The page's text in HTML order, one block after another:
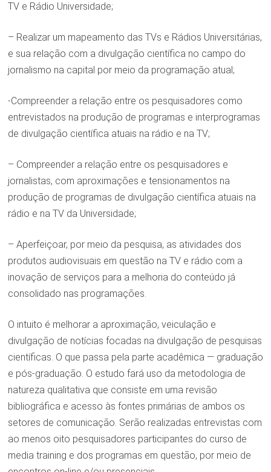
TV e Rádio Universidade;
– Realizar um mapeamento das TVs e Rádios Universitárias,
e sua relação com a divulgação científica no campo do
jornalismo na capital por meio da programação atual;
-Compreender a relação entre os pesquisadores como
entrevistados na produção de programas e interprogramas
de divulgação científica atuais na rádio e na TV;
– Compreender a relação entre os pesquisadores e
jornalistas, com aproximações e tensionamentos na
produção de programas de divulgação científica atuais na
rádio e na TV da Universidade;
– Aperfeiçoar, por meio da pesquisa, as atividades dos
produtos audiovisuais em questão na TV e rádio com a
inovação de serviços para a melhoria do conteúdo já
consolidado nas programações.
O intuito é melhorar a aproximação, veiculação e
divulgação de notícias focadas na divulgação de pesquisas
científicas. O que passa pela parte acadêmica — graduação
e pós-graduação. O estudo fará uso da metodologia de
natureza qualitativa que consiste em uma revisão
bibliográfica e acesso às fontes primárias de ambos os
setores de comunicação. Serão realizadas entrevistas com
ao menos oito pesquisadores participantes do curso de
media training e dos programas em questão, por meio de